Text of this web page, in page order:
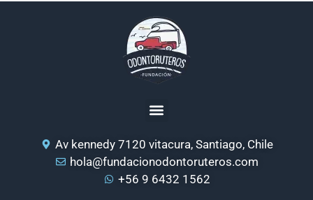
Av kennedy 7120 vitacura, Santiago, Chile
hola@fundacionodontoruteros.com
+56 9 6432 1562